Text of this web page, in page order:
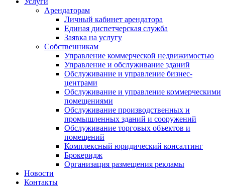
Арендаторам
Личный кабинет арендатора
Единая диспетчерская служба
Заявка на услугу
Собственникам
Управление коммерческой недвижимостью
Управление и обслуживание зданий
Обслуживание и управление бизнес-
центрами
Обслуживание и управление коммерческими
помещениями
Обслуживание производственных и
промышленных зданий и сооружений
Обслуживание торговых объектов и
помещений
Комплексный юридический консалтинг
Брокеридж
Организация размещения рекламы
Новости
Контакты